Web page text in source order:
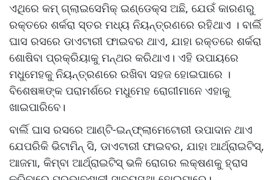
ଏଥିରେ କମ୍ ଗ୍ଲାଇସେମିକ୍ ଇଣ୍ଡେକ୍ସ ଅଛି, ଯେଉଁ କାରଣରୁ
ରକ୍ତରେ ଶର୍କରା ସ୍ତର ମଧ୍ୟ ନିୟନ୍ତ୍ରଣରେ ରହିଥାଏ । ବାର୍ଲି
ଘାସ ରସରେ ଡାଏଟାରୀ ଫାଇବର ଥାଏ, ଯାହା ରକ୍ତରେ ଶର୍କରା
ଶୋଷିବା ପ୍ରକ୍ରିୟାକୁ ମନ୍ଥର କରିଥାଏ। ଏହି ଉପାୟରେ
ମଧୁମେହକୁ ନିୟନ୍ତ୍ରଣରେ ରଖିବା ସହଜ ହୋଇପାରେ ।
ବିଶେଷଜ୍ଞଙ୍କ ପରାମର୍ଶରେ ମଧୁମେହ ରୋଗୀମାନେ ଏହାକୁ
ଖାଇପାରିବେ।
ବାର୍ଲି ଘାସ ରସରେ ଆଣ୍ଟି-ଇନ୍‌ଫ୍ଲାମେଟୋରୀ ଉପାଦାନ ଥାଏ
ଯେପରିକି ଭିଟାମିନ୍ ସି, ଡାଏଟାରୀ ଫାଇବର, ଯାହା ଆର୍ଥ୍ରାଇଟିସ୍,
ଆଜମା, କିମ୍ବା ଆର୍ଥ୍ରାଇଟିସ୍ ଭଳି ରୋଗର ଲକ୍ଷଣକୁ ହ୍ରାସ